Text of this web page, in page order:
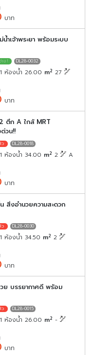
บาท
ำเจ้าพระยา พร้อมระบบ
DL28-0032
ห้องน้ำ 26.00 m2 27
บาท
ตึก A ใกล้ MRT
วน!!
DL28-0018
ห้องน้ำ 34.00 m2 2 A
บาท
สิ่งอำนวยความสะดวก
DL28-0030
ห้องน้ำ 34.50 m2 2
บาท
ย บรรยากาศดี พร้อม
DL28-0015
ห้องน้ำ 26.00 m2 -
บาท